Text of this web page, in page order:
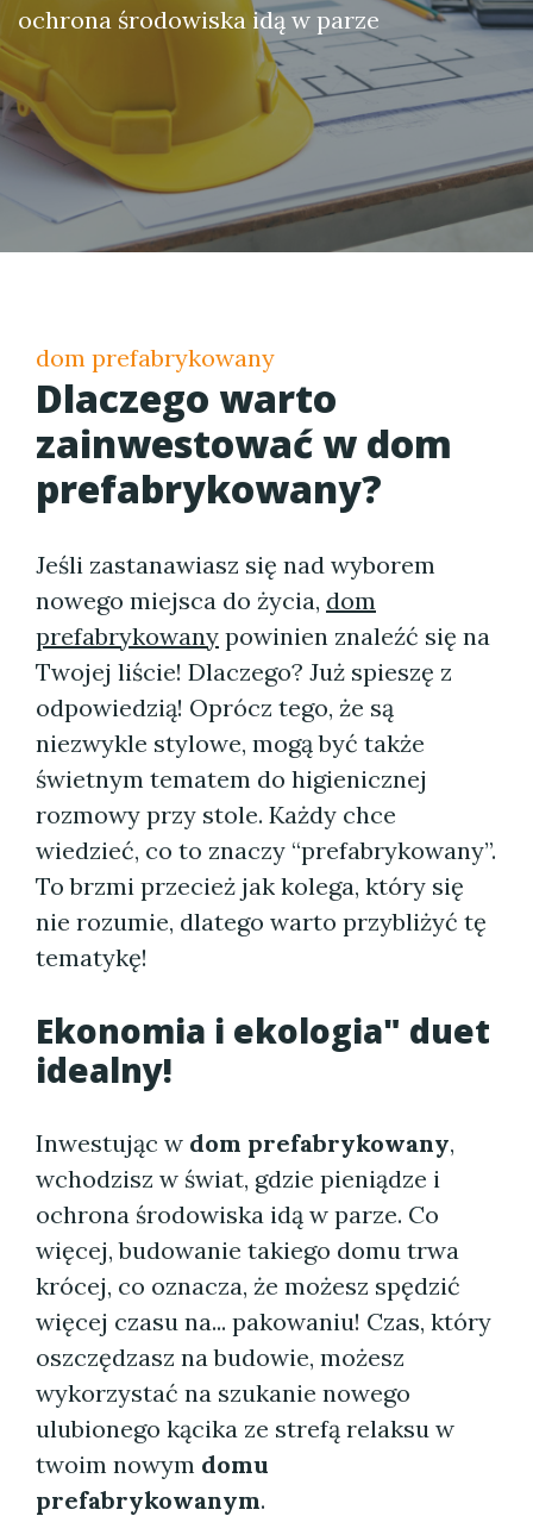
ochrona środowiska idą w parze
dom prefabrykowany
Dlaczego warto
zainwestować w dom
prefabrykowany?
Jeśli zastanawiasz się nad wyborem
nowego miejsca do życia, dom
prefabrykowany powinien znaleźć się na
Twojej liście! Dlaczego? Już spieszę z
odpowiedzią! Oprócz tego, że są
niezwykle stylowe, mogą być także
świetnym tematem do higienicznej
rozmowy przy stole. Każdy chce
wiedzieć, co to znaczy “prefabrykowany”.
To brzmi przecież jak kolega, który się
nie rozumie, dlatego warto przybliżyć tę
tematykę!
Ekonomia i ekologia" duet
idealny!
Inwestując w dom prefabrykowany,
wchodzisz w świat, gdzie pieniądze i
ochrona środowiska idą w parze. Co
więcej, budowanie takiego domu trwa
krócej, co oznacza, że możesz spędzić
więcej czasu na... pakowaniu! Czas, który
oszczędzasz na budowie, możesz
wykorzystać na szukanie nowego
ulubionego kącika ze strefą relaksu w
twoim nowym domu
prefabrykowanym.